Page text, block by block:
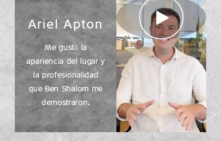
Ariel Apton
Me gustó la
apariencia del lugar y
la profesionalidad
que Ben Shalom me
demostraron.